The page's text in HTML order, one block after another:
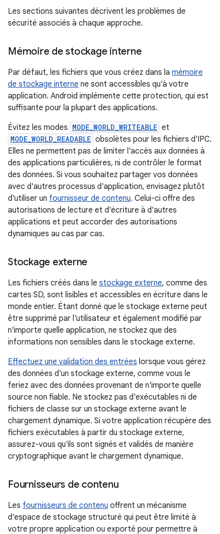
Les sections suivantes décrivent les problèmes de
sécurité associés à chaque approche.
Mémoire de stockage interne
Par défaut, les fichiers que vous créez dans la mémoire
de stockage interne ne sont accessibles qu'à votre
application. Android implémente cette protection, qui est
suffisante pour la plupart des applications.
Évitez les modes MODE_WORLD_WRITEABLE et
MODE_WORLD_READABLE obsolètes pour les fichiers d'IPC.
Elles ne permettent pas de limiter l'accès aux données à
des applications particulières, ni de contrôler le format
des données. Si vous souhaitez partager vos données
avec d'autres processus d'application, envisagez plutôt
d'utiliser un fournisseur de contenu. Celui-ci offre des
autorisations de lecture et d'écriture à d'autres
applications et peut accorder des autorisations
dynamiques au cas par cas.
Stockage externe
Les fichiers créés dans le stockage externe, comme des
cartes SD, sont lisibles et accessibles en écriture dans le
monde entier. Étant donné que le stockage externe peut
être supprimé par l'utilisateur et également modifié par
n'importe quelle application, ne stockez que des
informations non sensibles dans le stockage externe.
Effectuez une validation des entrées lorsque vous gérez
des données d'un stockage externe, comme vous le
feriez avec des données provenant de n'importe quelle
source non fiable. Ne stockez pas d'exécutables ni de
fichiers de classe sur un stockage externe avant le
chargement dynamique. Si votre application récupère des
fichiers exécutables à partir du stockage externe,
assurez-vous qu'ils sont signés et validés de manière
cryptographique avant le chargement dynamique.
Fournisseurs de contenu
Les fournisseurs de contenu offrent un mécanisme
d'espace de stockage structuré qui peut être limité à
votre propre application ou exporté pour permettre à